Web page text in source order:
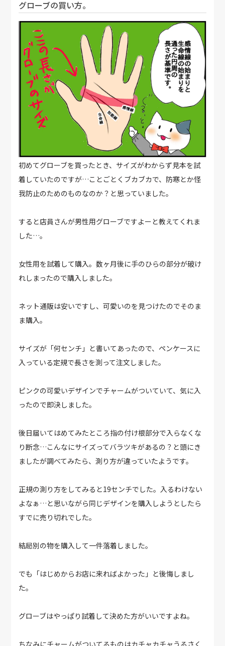
グローブの買い方。
初めてグローブを買ったとき、サイズがわからず見本を試
着していたのですが…ことごとくブカブカで、防寒とか怪
我防止のためのものなのか？と思っていました。
すると店員さんが男性用グローブですよーと教えてくれま
した…。
女性用を試着して購入。数ヶ月後に手のひらの部分が破け
れしまったので購入しました。
ネット通販は安いですし、可愛いのを見つけたのでそのま
ま購入。
サイズが「何センチ」と書いてあったので、ペンケースに
入っている定規で長さを測って注文しました。
ピンクの可愛いデザインでチャームがついていて、気に入
ったので即決しました。
後日届いてはめてみたところ指の付け根部分で入らなくな
り断念…こんなにサイズってバラツキがあるの？と頭にき
ましたが調べてみたら、測り方が違っていたようです。
正規の測り方をしてみると19センチでした。入るわけない
よなぁ…と思いながら同じデザインを購入しようとしたら
すでに売り切れでした。
結局別の物を購入して一件落着しました。
でも「はじめからお店に来ればよかった」と後悔しまし
た。
グローブはやっぱり試着して決めた方がいいですよね。
ちなみにチャームがついてるものはカチャカチャうるさく